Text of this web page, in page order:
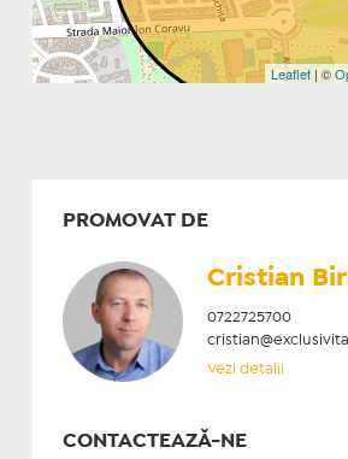
Leaflet | ©
PROMOVAT DE
Cristian
0722725700
Vezi detalii
CONTACTEAZĂ-NE